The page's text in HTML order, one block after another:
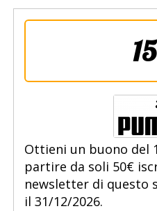
Ottieni un buono del
partire da soli 50€
newsletter di questo
il 31/12/2026.